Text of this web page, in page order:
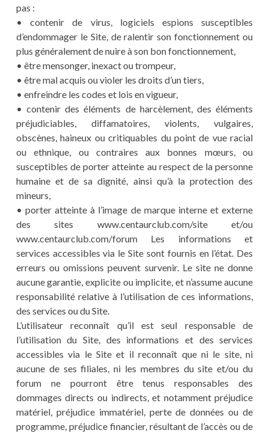
pas :
• contenir de virus, logiciels espions susceptibles
d’endommager le Site, de ralentir son fonctionnement ou
plus généralement de nuire à son bon fonctionnement,
• être mensonger, inexact ou trompeur,
• être mal acquis ou violer les droits d’un tiers,
• enfreindre les codes et lois en vigueur,
• contenir des éléments de harcèlement, des éléments
préjudiciables, diffamatoires, violents, vulgaires,
obscènes, haineux ou critiquables du point de vue racial
ou ethnique, ou contraires aux bonnes mœurs, ou
susceptibles de porter atteinte au respect de la personne
humaine et de sa dignité, ainsi qu’à la protection des
mineurs,
• porter atteinte à l’image de marque interne et externe
des sites www.centaurclub.com/site et/ou
www.centaurclub.com/forum Les informations et
services accessibles via le Site sont fournis en l’état. Des
erreurs ou omissions peuvent survenir. Le site ne donne
aucune garantie, explicite ou implicite, et n’assume aucune
responsabilité relative à l’utilisation de ces informations,
des services ou du Site.
L’utilisateur reconnaît qu’il est seul responsable de
l’utilisation du Site, des informations et des services
accessibles via le Site et il reconnaît que ni le site, ni
aucune de ses filiales, ni les membres du site et/ou du
forum ne pourront être tenus responsables des
dommages directs ou indirects, et notamment préjudice
matériel, préjudice immatériel, perte de données ou de
programme, préjudice financier, résultant de l’accès ou de